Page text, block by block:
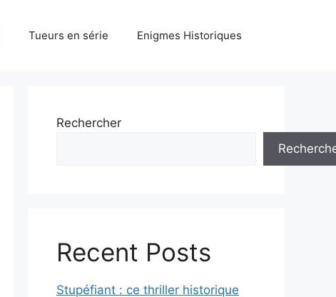
Tueurs en série Enigmes Historiques
Rechercher
Recent Posts
Stupéfiant : ce thriller historique